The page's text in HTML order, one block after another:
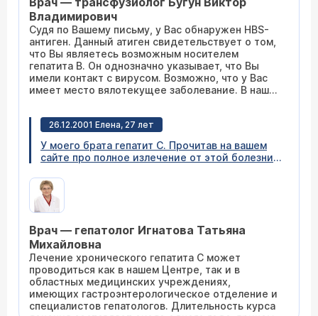
Владимирович
Судя по Вашему письму, у Вас обнаружен HBS-
антиген. Данный атиген свидетельствует о том,
что Вы являетесь возможным носителем
гепатита В. Он однозначно указывает, что Вы
имели контакт с вирусом. Возможно, что у Вас
имеет место вялотекущее заболевание. В нашей
клиники Татьяне Михайловне Игнатовой в часы
приема (расписание приема).
26.12.2001 Елена, 27 лет
У моего брата гепатит С. Прочитав на вашем
сайте про полное излечение от этой болезни,
вашей клинике, если да, то сколько
продлиться лечение по времени и
Врач — гепатолог Игнатова Татьяна
Михайловна
Лечение хронического гепатита С может
проводиться как в нашем Центре, так и в
областных медицинских учреждениях,
имеющих гастроэнтерологическое отделение и
специалистов гепатологов. Длительность курса